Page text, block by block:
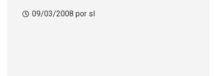
09/03/2008 por sl